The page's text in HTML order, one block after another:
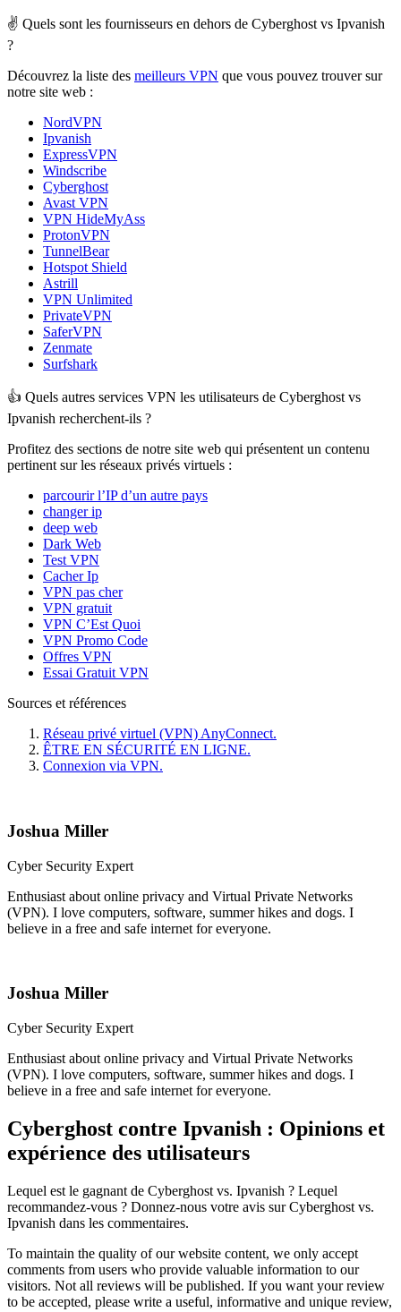
✌ Quels sont les fournisseurs en dehors de Cyberghost vs Ipvanish
?
Découvrez la liste des meilleurs VPN que vous pouvez trouver sur
notre site web :
NordVPN
Ipvanish
ExpressVPN
Windscribe
Cyberghost
Avast VPN
VPN HideMyAss
ProtonVPN
TunnelBear
Hotspot Shield
Astrill
VPN Unlimited
PrivateVPN
SaferVPN
Zenmate
Surfshark
👍 Quels autres services VPN les utilisateurs de Cyberghost vs
Ipvanish recherchent-ils ?
Profitez des sections de notre site web qui présentent un contenu
pertinent sur les réseaux privés virtuels :
parcourir l’IP d’un autre pays
changer ip
deep web
Dark Web
Test VPN
Cacher Ip
VPN pas cher
VPN gratuit
VPN C’Est Quoi
VPN Promo Code
Offres VPN
Essai Gratuit VPN
Sources et références
Réseau privé virtuel (VPN) AnyConnect.
ÊTRE EN SÉCURITÉ EN LIGNE.
Connexion via VPN.
Joshua Miller
Cyber Security Expert
Enthusiast about online privacy and Virtual Private Networks
(VPN). I love computers, software, summer hikes and dogs. I
believe in a free and safe internet for everyone.
Joshua Miller
Cyber Security Expert
Enthusiast about online privacy and Virtual Private Networks
(VPN). I love computers, software, summer hikes and dogs. I
believe in a free and safe internet for everyone.
Cyberghost contre Ipvanish : Opinions et
expérience des utilisateurs
Lequel est le gagnant de Cyberghost vs. Ipvanish ? Lequel
recommandez-vous ? Donnez-nous votre avis sur Cyberghost vs.
Ipvanish dans les commentaires.
To maintain the quality of our website content, we only accept
comments from users who provide valuable information to our
visitors. Not all reviews will be published. If you want your review
to be accepted, please write a useful, informative and unique review,